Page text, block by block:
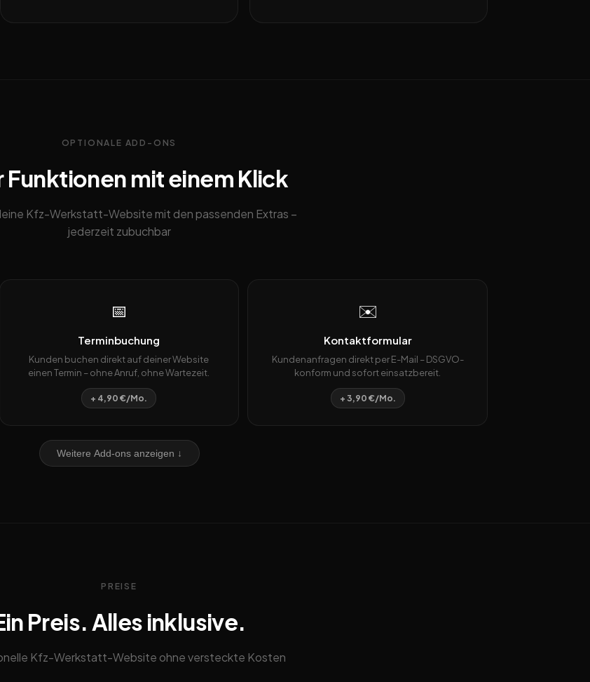
OPTIONALE ADD-ONS
Funktionen mit einem Klick
Kfz-Werkstatt-Website mit den passenden Extras –
jederzeit zubuchbar
📅
Terminbuchung
Kunden buchen direkt auf deiner Website
einen Termin – ohne Anruf, ohne Wartezeit.
+ 4,90 €/Mo.
✉️
Kontaktformular
Kundenanfragen direkt per E-Mail – DSGVO-
konform und sofort einsatzbereit.
+ 3,90 €/Mo.
Weitere Add-ons anzeigen ↓
PREISE
Preis. Alles inklusive.
Kfz-Werkstatt-Website ohne versteckte Kosten